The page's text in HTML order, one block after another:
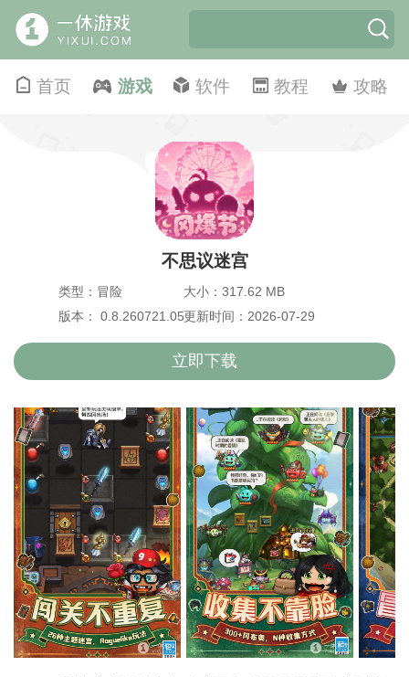
首页 游戏 软件 教程 攻略
不思议迷宫
类型：冒险
大小：317.62 MB
版本： 0.8.260721.05-0.0.483更新时间：2026-07-29
立即下载